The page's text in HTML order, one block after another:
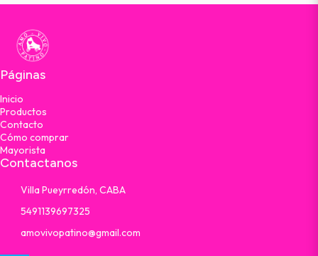
Páginas
Inicio
Productos
Contacto
Cómo comprar
Mayorista
Contactanos
Villa Pueyrredón, CABA
5491139697325
amovivopatino@gmail.com